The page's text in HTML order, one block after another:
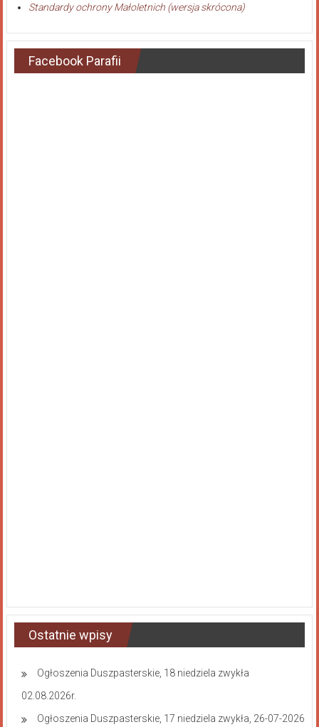
Standardy ochrony Małoletnich (wersja skrócona)
Facebook Parafii
Ostatnie wpisy
Ogłoszenia Duszpasterskie, 18 niedziela zwykła
02.08.2026r.
Ogłoszenia Duszpasterskie, 17 niedziela zwykła, 26-07-2026